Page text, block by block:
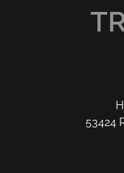
53424